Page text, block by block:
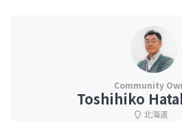
Toshihiko
北海道